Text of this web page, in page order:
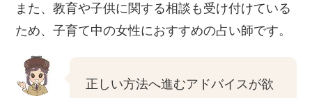
また、教育や子供に関する相談も受け付けている
ため、子育て中の女性におすすめの占い師です。
正しい方法へ進むアドバイスが欲